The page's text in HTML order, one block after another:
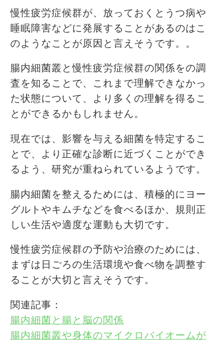
慢性疲労症候群が、放っておくとうつ病や
睡眠障害などに発展することがあるのはこ
のようなことが原因と言えそうです。。
腸内細菌叢と慢性疲労症候群の関係をの調
査を知ることで、これまで理解できなかっ
た状態について、より多くの理解を得るこ
とができるかもしれません。
現在では、影響を与える細菌を特定するこ
とで、より正確な診断に近づくことができ
るよう、研究が重ねられているようです。
腸内細菌を整えるためには、積極的にヨー
グルトやキムチなどを食べるほか、規則正
しい生活や適度な運動も大切です。
慢性疲労症候群の予防や治療のためには、
まずは日ごろの生活環境や食べ物を調整す
ることが大切と言えそうです。
関連記事：
腸内細菌と腸と脳の関係
腸内細菌叢や身体のマイクロバイオームが